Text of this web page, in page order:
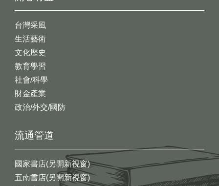
台灣采風
生活藝術
文化歷史
教育學習
社會/科學
財金產業
政治/外交/國防
流通管道
國家書店(另開新視窗)
五南書店(另開新視窗)